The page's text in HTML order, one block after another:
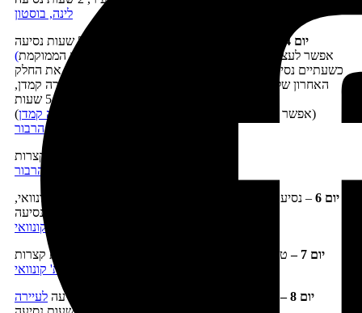
לינה, בוסטון
יום 4 –
(אפשר לעצור בדרך בנקדות היישוב הקטנה קייפ אליזבת הממוקמת
כשעתיים נסיעה מבוסטון, בה יש
. אפשר לנסוע את החלק
האחרון של הנסיעה בדרך הנופית של כביש 1 – דרך העיירה קמדן,
(אפשר לפצל יום זה לשניים וללון את הלילה
בעיירה היפה קמדן
)
לינה, בר הרבור
, נסיעות קצרות
לינה, בר הרבור
יום 6
– נסיעה
וטיולים בסביבות העיירה נורת' קונוואי,
לינה, נורת' קונוואי
יום 7 –
טיול במזרח ההרים הלבנים ובהר וושינגטון, נסיעות קצרות
לינה, נורת' קונוואי
יום 8 –
נסיעה מערבה בכביש 112 היפהפה וממנו נסיעה
לעיירה